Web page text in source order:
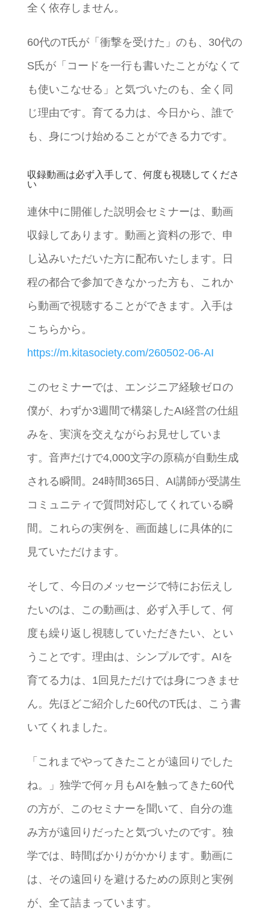
全く依存しません。
60代のT氏が「衝撃を受けた」のも、30代の
S氏が「コードを一行も書いたことがなくて
も使いこなせる」と気づいたのも、全く同
じ理由です。育てる力は、今日から、誰で
も、身につけ始めることができる力です。
収録動画は必ず入手して、何度も視聴してくださ
い
連休中に開催した説明会セミナーは、動画
収録してあります。動画と資料の形で、申
し込みいただいた方に配布いたします。日
程の都合で参加できなかった方も、これか
ら動画で視聴することができます。入手は
こちらから。
https://m.kitasociety.com/260502-06-AI
このセミナーでは、エンジニア経験ゼロの
僕が、わずか3週間で構築したAI経営の仕組
みを、実演を交えながらお見せしていま
す。音声だけで4,000文字の原稿が自動生成
される瞬間。24時間365日、AI講師が受講生
コミュニティで質問対応してくれている瞬
間。これらの実例を、画面越しに具体的に
見ていただけます。
そして、今日のメッセージで特にお伝えし
たいのは、この動画は、必ず入手して、何
度も繰り返し視聴していただきたい、とい
うことです。理由は、シンプルです。AIを
育てる力は、1回見ただけでは身につきませ
ん。先ほどご紹介した60代のT氏は、こう書
いてくれました。
「これまでやってきたことが遠回りでした
ね。」独学で何ヶ月もAIを触ってきた60代
の方が、このセミナーを聞いて、自分の進
み方が遠回りだったと気づいたのです。独
学では、時間ばかりがかかります。動画に
は、その遠回りを避けるための原則と実例
が、全て詰まっています。